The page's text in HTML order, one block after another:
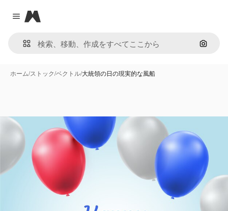
Close menu
Magnific
画像で
ホーム/ストック/ベクトル/大統領の日の現実的な風船